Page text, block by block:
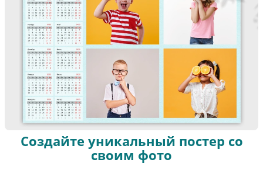
Создайте уникальный постер со
своим фото